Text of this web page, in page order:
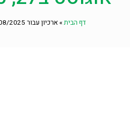
דף הבית»ארכיון עבור 27/08/2025